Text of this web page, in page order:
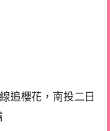
追櫻花，南投二日